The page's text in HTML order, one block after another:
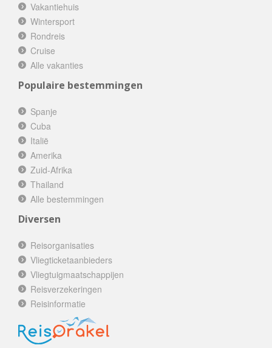
Vakantiehuis
Wintersport
Rondreis
Cruise
Alle vakanties
Populaire bestemmingen
Spanje
Cuba
Italië
Amerika
Zuid-Afrika
Thailand
Alle bestemmingen
Diversen
Reisorganisaties
Vliegticketaanbieders
Vliegtuigmaatschappijen
Reisverzekeringen
Reisinformatie